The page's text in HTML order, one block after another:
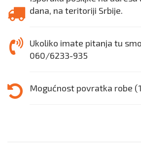
dana, na teritoriji Srbije.
Ukoliko imate pitanja tu
060/6233-935
Mogućnost povratka robe